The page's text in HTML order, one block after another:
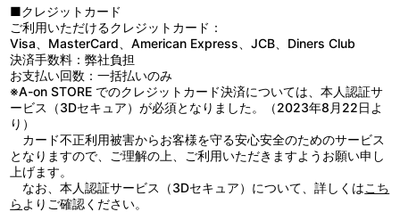
たちとダブルデートをしたり、クラスメイトたちと遊園地で遊んだ
りと仲を深めるうちに、純は紗枝から告白をされる。 「自分も“ふ
つう”に女性と付き合い、“ふつう”の人生を歩めるのではない
か？」。一縷の望みにかけるかのように、紗枝の告白を受け⼊れ、
付き合うことになったのだが・・・。
／宣伝デザイン：大寿美トモエ／宣伝プロデューサー：小口心平／
企画協力：KADOKAWA／企画・制作・プロデュース：アニモプロ
デュース／配給：バンダイナムコアーツ・アニモプロデュース／製
作：「彼女が好きなものは」製作委員会（バンダイナムコアーツ・
アニモプロデュース・ベンチャーバンクエンターテインメント・カ
ラーバード・ハーク・Filmarks・ムラタピクチャーズ）
助成：文化庁文化芸術振興費補助金（映画創造活動支援事業）独立
行政法人日本芸術文化振興会
■クレジットカード
ご利用いただけるクレジットカード：
Visa、MasterCard、American Express、JCB、Diners Club
決済手数料：弊社負担
お支払い回数：一括払いのみ
※A-on STORE でのクレジットカード決済については、本人認証サ
ービス（3Dセキュア）が必須となりました。（2023年8月22日よ
り）
カード不正利用被害からお客様を守る安心安全のためのサービス
となりますので、ご理解の上、ご利用いただきますようお願い申し
上げます。
なお、本人認証サービス（3Dセキュア）について、詳しくはこち
ら よりご確認ください。